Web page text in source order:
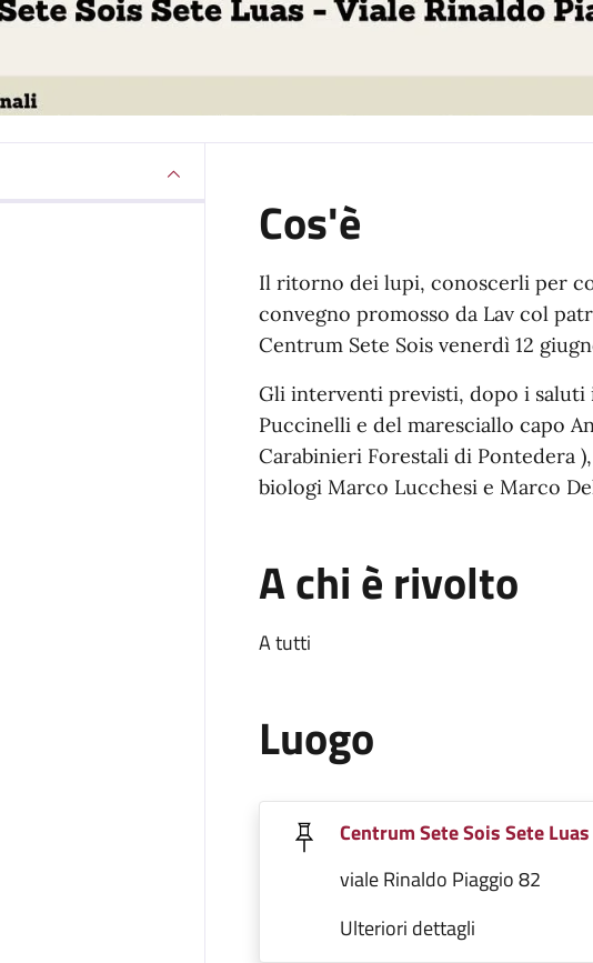
Cos'è
Il ritorno dei lupi, conoscerli per
convegno promosso da Lav col
Centrum Sete Sois venerdì 12
Gli interventi previsti, dopo i saluti
Puccinelli e del maresciallo capo
Carabinieri Forestali di Pontedera
biologi Marco Lucchesi e Marco
A chi è rivolto
A tutti
Luogo
Centrum Sete Sois Sete Luas
viale Rinaldo Piaggio 82
Ulteriori dettagli